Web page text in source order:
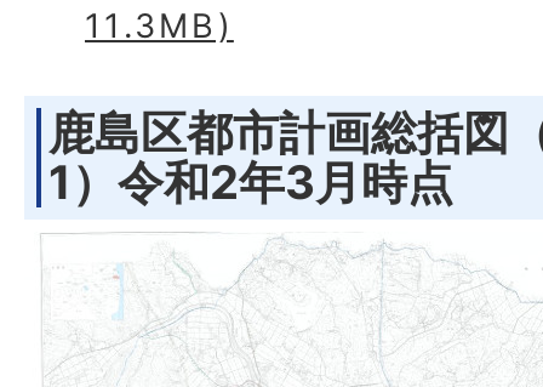
11.3MB)
鹿島区都市計画総括図
1）令和2年3月時点